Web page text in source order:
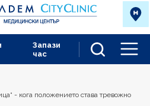
Запази
час
- кога положението става тревожно